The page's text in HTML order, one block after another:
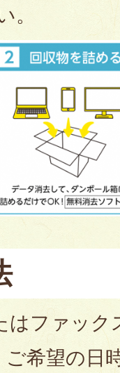
。
はファック
希望の日